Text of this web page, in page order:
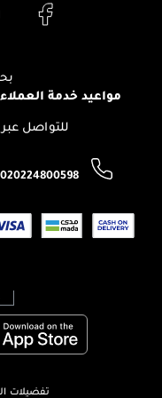
العناية بالبشرة
الإرجاع
الوظائف
الشروط و الأحكام
للتواصل
020224800598
تفضيلات